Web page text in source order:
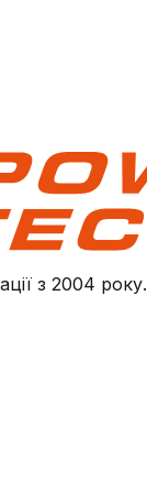
з 2004 року.